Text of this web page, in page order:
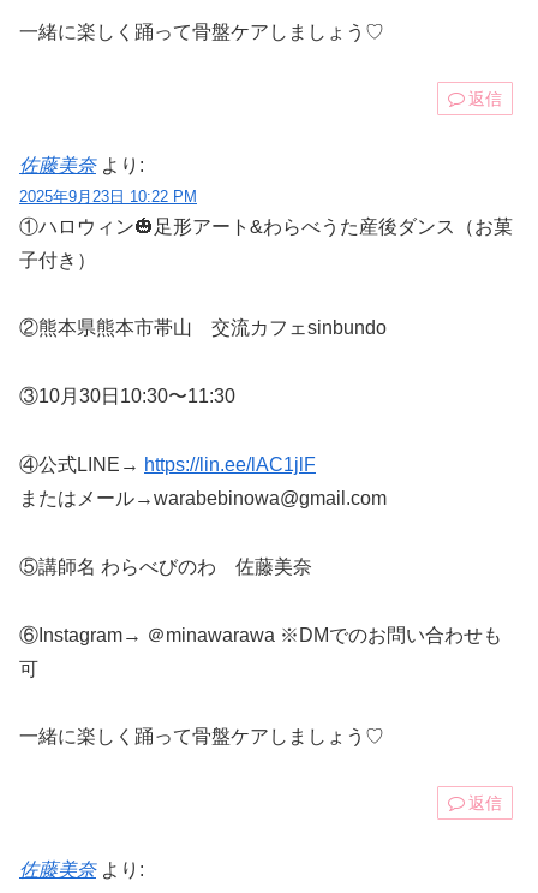
一緒に楽しく踊って骨盤ケアしましょう♡
返信
佐藤美奈 より:
2025年9月23日 10:22 PM
①ハロウィン🎃足形アート&わらべうた産後ダンス（お菓
子付き）
②熊本県熊本市帯山 交流カフェsinbundo
③10月30日10:30〜11:30
④公式LINE→ https://lin.ee/lAC1jlF
またはメール→warabebinowa@gmail.com
⑤講師名 わらべびのわ 佐藤美奈
⑥Instagram→ ＠minawarawa ※DMでのお問い合わせも
可
一緒に楽しく踊って骨盤ケアしましょう♡
返信
佐藤美奈 より: